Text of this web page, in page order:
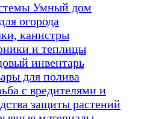
Умный дом
огорода
канистры
и теплицы
инвентарь
для полива
с вредителями и
защиты растений